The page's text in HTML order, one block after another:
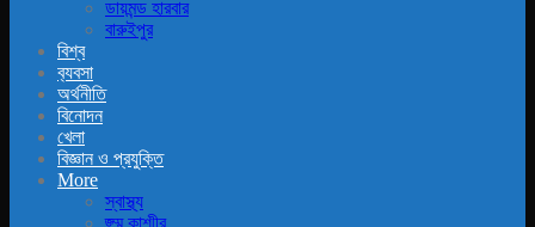
ডায়মন্ড হারবার
বারুইপুর
বিশ্ব
ব‍্যবসা
অর্থনীতি
বিনোদন
খেলা
বিজ্ঞান ও প্রযুক্তি
More
স্বাস্থ্য
জ্ম্মু কাশ্মীর